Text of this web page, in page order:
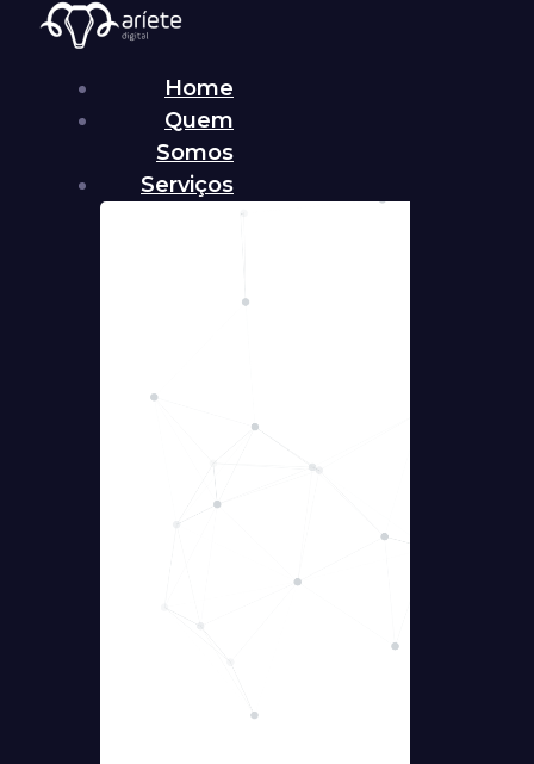
Home
Quem
Somos
Serviços